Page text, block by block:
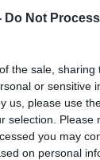
Do Not
the sale, sharing
or sensitive
us, please use
selection. Please
you may
on personal
INTERNATIONAL
mort într-un
Motivul